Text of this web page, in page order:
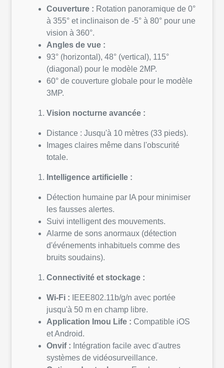
Couverture : Rotation panoramique de 0°
à 355° et inclinaison de -5° à 80° pour une
vision à 360°.
Angles de vue :
93° (horizontal), 48° (vertical), 115°
(diagonal) pour le modèle 2MP.
60° de couverture globale pour le modèle
3MP.
Vision nocturne avancée :
Distance : Jusqu'à 10 mètres (33 pieds).
Images claires même dans l'obscurité
totale.
Intelligence artificielle :
Détection humaine par IA pour minimiser
les fausses alertes.
Suivi intelligent des mouvements.
Alarme de sons anormaux (détection
d'événements inhabituels comme des
bruits soudains).
Connectivité et stockage :
Wi-Fi : IEEE802.11b/g/n avec portée
jusqu'à 50 m en champ libre.
Application Imou Life : Compatible iOS
et Android.
Onvif : Intégration facile avec d'autres
systèmes de vidéosurveillance.